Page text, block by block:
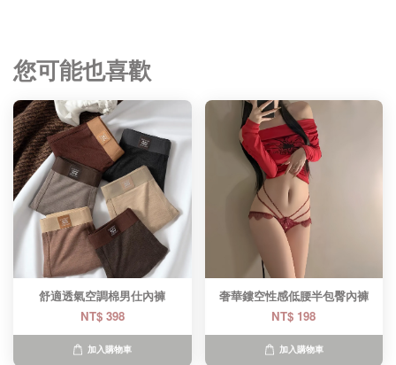
您可能也喜歡
舒適透氣空調棉男仕內褲
NT$ 398
加入購物車
奢華鏤空性感低腰半包臀內褲
NT$ 198
加入購物車